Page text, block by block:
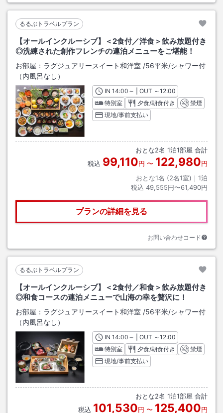
るるぶトラベルプラン
【オールインクルーシブ】＜2食付／洋食＞飲み放題付き
◎洗練された創作フレンチの連泊メニューをご堪能！
お部屋： ラグジュアリースイート和洋室 /56平米/シャワー付
（内風呂なし）
INチェックイン
14:00 ～ | OUT チェックアウト
～12:00
特別室
夕食/朝食付き
禁煙
現地/事前支払い
おとな2名 1泊1部屋 合計
税込 99,110円 〜 122,980円
おとな1名 (2名1室)｜ 1泊
税込 49,555円〜61,490円
プランの詳細を見る
お問い合わせコード
るるぶトラベルプラン
【オールインクルーシブ】＜2食付／和食＞飲み放題付き
◎和食コースの連泊メニューで山海の幸を贅沢に！
お部屋： ラグジュアリースイート和洋室 /56平米/シャワー付
（内風呂なし）
INチェックイン
14:00 ～ | OUT チェックアウト
～12:00
特別室
夕食/朝食付き
禁煙
現地/事前支払い
おとな2名 1泊1部屋 合計
税込 101,530円 〜 125,400円